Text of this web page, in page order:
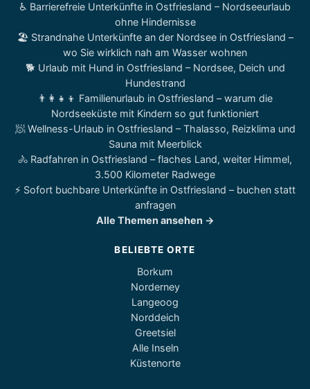
♿ Barrierefreie Unterkünfte in Ostfriesland – Nordseeurlaub
ohne Hindernisse
🏖️ Strandnahe Unterkünfte an der Nordsee in Ostfriesland –
wo Sie wirklich nah am Wasser wohnen
🐕 Urlaub mit Hund in Ostfriesland – Nordsee, Deich und
Hundestrand
👨‍👩‍👧‍👦 Familienurlaub in Ostfriesland – warum die
Nordseeküste mit Kindern so gut funktioniert
🧖 Wellness-Urlaub in Ostfriesland – Thalasso, Reizklima und
Sauna mit Meerblick
🚴 Radfahren in Ostfriesland – flaches Land, weiter Himmel,
3.500 Kilometer Radwege
⚡ Sofort buchbare Unterkünfte in Ostfriesland – buchen statt
anfragen
Alle Themen ansehen →
BELIEBTE ORTE
Borkum
Norderney
Langeoog
Norddeich
Greetsiel
Alle Inseln
Küstenorte